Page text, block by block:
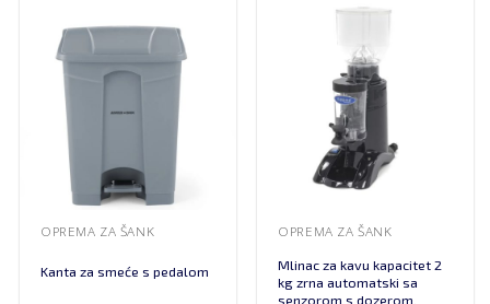
OPREMA ZA ŠANK
Kanta za smeće s pedalom
OPREMA ZA ŠANK
Mlinac za kavu kapacitet 2
kg zrna automatski sa
senzorom s dozerom.